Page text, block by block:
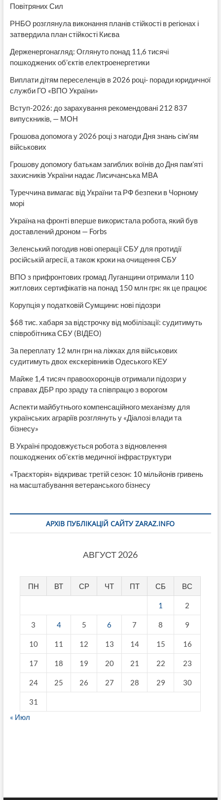
Повітряних Сил
РНБО розглянула виконання планів стійкості в регіонах і
затвердила план стійкості Києва
Держенергонагляд: Оглянуто понад 11,6 тисячі
пошкоджених об’єктів електроенергетики
Виплати дітям переселенців в 2026 році- поради юридичної
служби ГО «ВПО України»
Вступ-2026: до зарахування рекомендовані 212 837
випускників, — МОН
Грошова допомога у 2026 році з нагоди Дня знань сім’ям
військових
Грошову допомогу батькам загиблих воїнів до Дня пам’яті
захисників України надає Лисичанська МВА
Туреччина вимагає від України та РФ безпеки в Чорному
морі
Україна на фронті вперше використала робота, який був
доставлений дроном — Forbs
Зеленський погодив нові операції СБУ для протидії
російській агресії, а також кроки на очищення СБУ
ВПО з прифронтових громад Луганщини отримали 110
житлових сертифікатів на понад 150 млн грн: як це працює
Корупція у податковій Сумщини: нові підозри
$68 тис. хабаря за відстрочку від мобілізації: судитимуть
співробітника СБУ (ВІДЕО)
За переплату 12 млн грн на ліжках для військових
судитимуть двох екскерівників Одеського КЕУ
Майже 1,4 тисяч правоохоронців отримали підозри у
справах ДБР про зраду та співпрацю з ворогом
Аспекти майбутнього компенсаційного механізму для
українських аграріїв розглянуть у «Діалозі влади та
бізнесу»
В Україні продовжується робота з відновлення
пошкоджених об’єктів медичної інфраструктури
«Траєкторія» відкриває третій сезон: 10 мільйонів гривень
на масштабування ветеранського бізнесу
АРХІВ ПУБЛІКАЦІЙ САЙТУ ZARAZ.INFO
АВГУСТ 2026
ПН ВТ СР ЧТ ПТ СБ ВС
1 2
3 4 5 6 7 8 9
10 11 12 13 14 15 16
17 18 19 20 21 22 23
24 25 26 27 28 29 30
31
« Июл